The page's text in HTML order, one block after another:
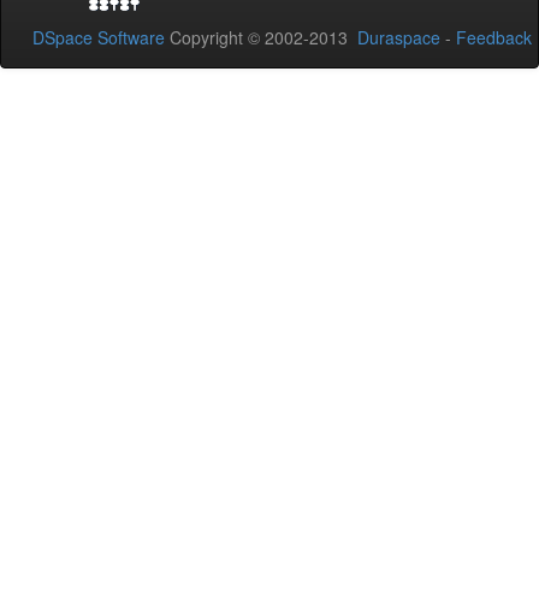
DSpace Software Copyright © 2002-2013 Duraspace - Feedback